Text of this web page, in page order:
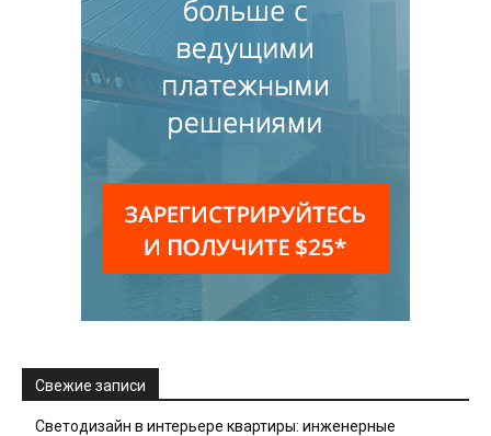
Свежие записи
Светодизайн в интерьере квартиры: инженерные